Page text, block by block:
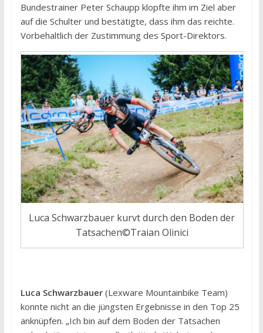
Bundestrainer Peter Schaupp klopfte ihm im Ziel aber
auf die Schulter und bestätigte, dass ihm das reichte.
Vorbehaltlich der Zustimmung des Sport-Direktors.
Luca Schwarzbauer kurvt durch den Boden der
Tatsachen©Traian Olinici
Luca Schwarzbauer(Lexware Mountainbike Team)
konnte nicht an die jüngsten Ergebnisse in den Top 25
anknüpfen. „Ich bin auf dem Boden der Tatsachen